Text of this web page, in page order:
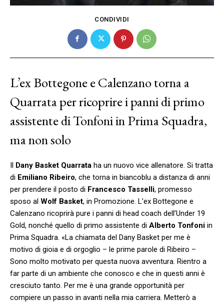
CONDIVIDI
L’ex Bottegone e Calenzano torna a
Quarrata per ricoprire i panni di primo
assistente di Tonfoni in Prima Squadra,
ma non solo
Il Dany Basket Quarrata ha un nuovo vice allenatore. Si tratta
di Emiliano Ribeiro, che torna in biancoblu a distanza di anni
per prendere il posto di Francesco Tasselli, promesso
sposo al Wolf Basket, in Promozione. L’ex Bottegone e
Calenzano ricoprirà pure i panni di head coach dell’Under 19
Gold, nonché quello di primo assistente di Alberto Tonfoni in
Prima Squadra. «La chiamata del Dany Basket per me è
motivo di gioia e di orgoglio – le prime parole di Ribeiro –
Sono molto motivato per questa nuova avventura. Rientro a
far parte di un ambiente che conosco e che in questi anni è
cresciuto tanto. Per me è una grande opportunità per
compiere un passo in avanti nella mia carriera. Metterò a